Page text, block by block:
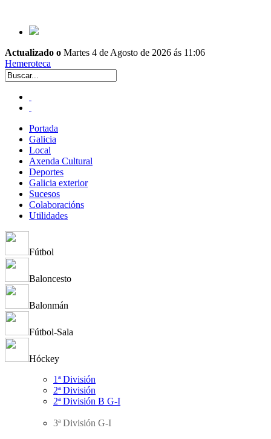
Actualizado o Martes 4 de Agosto de 2026 ás 11:06
Hemeroteca
Portada
Galicia
Local
Axenda Cultural
Deportes
Galicia exterior
Sucesos
Colaboracións
Utilidades
Fútbol
Baloncesto
Balonmán
Fútbol-Sala
Hóckey
1ª División
2ª División
2ª División B G-I
3ª División G-I